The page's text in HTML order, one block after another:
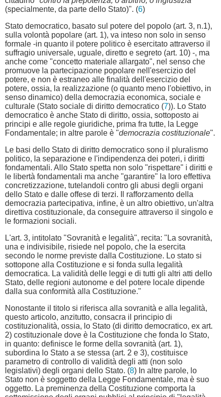
(specialmente, da parte dello Stato)". (6)
Stato democratico, basato sul potere del popolo (art. 3, n.1),
sulla volontà popolare (art. 1), va inteso non solo in senso
formale -in quanto il potere politico è esercitato attraverso il
suffragio universale, uguale, diretto e segreto (art. 10) -, ma
anche come "concetto materiale allargato", nel senso che
promuove la partecipazione popolare nell'esercizio del
potere, e non è estraneo alle finalità dell'esercizio del
potere, ossia, la realizzazione (o quanto meno l'obiettivo, in
senso dinamico) della democrazia economica, sociale e
culturale (Stato sociale di diritto democratico (7)). Lo Stato
democratico è anche Stato di diritto, ossia, sottoposto ai
principi e alle regole giuridiche, prima fra tutte, la Legge
Fondamentale; in altre parole è "democrazia costituzionale".
Le basi dello Stato di diritto democratico sono il pluralismo
politico, la separazione e l'indipendenza dei poteri, i diritti
fondamentali. Allo Stato spetta non solo "rispettare" i diritti e
le libertà fondamentali ma anche "garantire" la loro effettiva
concretizzazione, tutelandoli contro gli abusi degli organi
dello Stato e dalle offese di terzi. Il rafforzamento della
democrazia partecipativa, infine, è un altro obiettivo, un'altra
direttiva costituzionale, da conseguire attraverso il singolo e
le formazioni sociali.
L'art. 3, intitolato "Sovranità e legalità", recita: "La sovranità,
una e indivisibile, risiede nel popolo, che la esercita
secondo le norme previste dalla Costituzione. Lo stato si
sottopone alla Costituzione e si fonda sulla legalità
democratica. La validità delle leggi e di tutti gli altri atti dello
Stato, delle regioni autonome e del potere locale dipende
dalla sua conformità alla Costituzione."
Nonostante il titolo si riferisca alla sovranità e alla legalità,
questo articolo, anzitutto, consacra il principio di
costituzionalità, ossia, lo Stato (di diritto democratico, ex art.
2) costituzionale dove è la Costituzione che fonda lo Stato,
in quanto: definisce le forme della sovranità (art. 1),
subordina lo Stato a se stessa (art. 2 e 3), costituisce
parametro di controllo di validità degli atti (non solo
legislativi) degli organi dello Stato. (8) In altre parole, lo
Stato non è soggetto della Legge Fondamentale, ma è suo
oggetto. La preminenza della Costituzione comporta la